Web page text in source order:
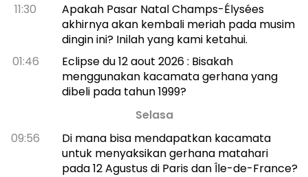
11:30
Apakah Pasar Natal Champs-Élysées
akhirnya akan kembali meriah pada musim
dingin ini? Inilah yang kami ketahui.
01:46
Eclipse du 12 aout 2026 : Bisakah
menggunakan kacamata gerhana yang
dibeli pada tahun 1999?
Selasa
09:56
Di mana bisa mendapatkan kacamata
untuk menyaksikan gerhana matahari
pada 12 Agustus di Paris dan Île-de-France?